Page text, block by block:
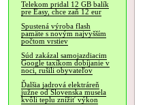
Telekom pridal 12 GB balík
pre Easy, chce zaň 12 eur
Spustená výroba flash
pamäte s novým najvyšším
počtom vrstiev
Súd zakázal samojazdiacim
Google taxíkom dobíjanie v
noci, rušili obyvateľov
Ďalšia jadrová elektráreň
južne od Slovenska musela
kvôli teplu znížiť výkon